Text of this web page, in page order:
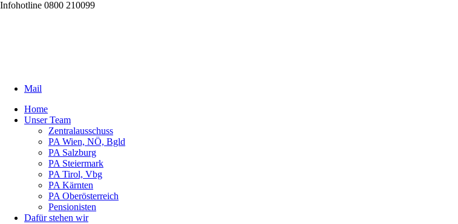
Infohotline 0800 210099
Mail
Home
Unser Team
Zentralausschuss
PA Wien, NÖ, Bgld
PA Salzburg
PA Steiermark
PA Tirol, Vbg
PA Kärnten
PA Oberösterreich
Pensionisten
Dafür stehen wir